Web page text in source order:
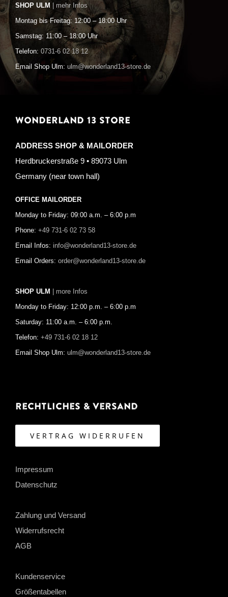
SHOP ULM | mehr Infos
Montag bis Freitag: 12:00 – 18:00 Uhr
Samstag: 11:00 – 18:00 Uhr
Telefon: 0731-6 02 18 12
Email Shop Ulm: ulm@wonderland13-store.de
WONDERLAND 13 STORE
ADDRESS SHOP & MAILORDER
Herdbruckerstraße 9 • 89073 Ulm
Germany (near town hall)
OFFICE MAILORDER
Monday to Friday: 09:00 a.m. – 6:00 p.m
Phone: +49 731-6 02 73 58
Email Infos: info@wonderland13-store.de
Email Orders: order@wonderland13-store.de
SHOP ULM | more Infos
Monday to Friday: 12:00 p.m. – 6:00 p.m
Saturday: 11:00 a.m. – 6:00 p.m.
Telefon: +49 731-6 02 18 12
Email Shop Ulm: ulm@wonderland13-store.de
Rechtliches & Versand
VERTRAG WIDERRUFEN
Impressum
Datenschutz
Zahlung und Versand
Widerrufsrecht
AGB
Kundenservice
Größentabellen